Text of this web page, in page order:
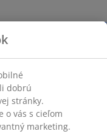
dobrú
stránky.
o vás s cieľom
marketing.